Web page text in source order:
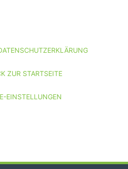
ZUR STARTSEITE
EINSTELLUNGEN